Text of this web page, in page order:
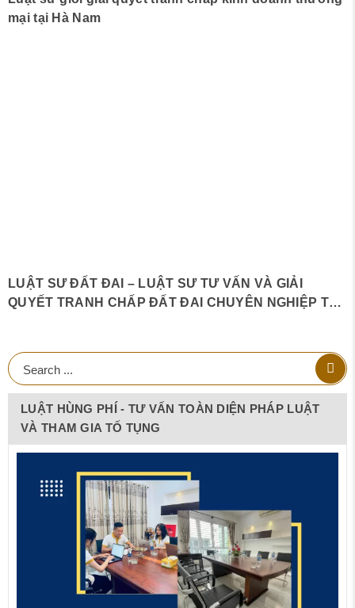
mại tại Hà Nam
LUẬT SƯ ĐẤT ĐAI – LUẬT SƯ TƯ VẤN VÀ GIẢI
QUYẾT TRANH CHẤP ĐẤT ĐAI CHUYÊN NGHIỆP TẠI
LUẬT HÙNG PHÍ - TƯ VẤN TOÀN DIỆN PHÁP LUẬT
VÀ THAM GIA TỐ TỤNG